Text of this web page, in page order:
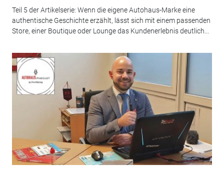
Teil 5 der Artikelserie: Wenn die eigene Autohaus-Marke eine
authentische Geschichte erzählt, lässt sich mit einem passenden
Store, einer Boutique oder Lounge das Kundenerlebnis deutlich...